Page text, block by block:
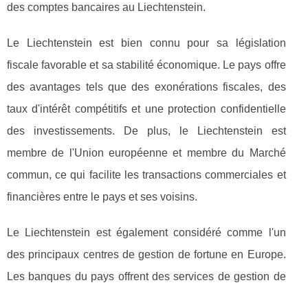
des comptes bancaires au Liechtenstein.
Le Liechtenstein est bien connu pour sa législation
fiscale favorable et sa stabilité économique. Le pays offre
des avantages tels que des exonérations fiscales, des
taux d'intérêt compétitifs et une protection confidentielle
des investissements. De plus, le Liechtenstein est
membre de l'Union européenne et membre du Marché
commun, ce qui facilite les transactions commerciales et
financières entre le pays et ses voisins.
Le Liechtenstein est également considéré comme l'un
des principaux centres de gestion de fortune en Europe.
Les banques du pays offrent des services de gestion de